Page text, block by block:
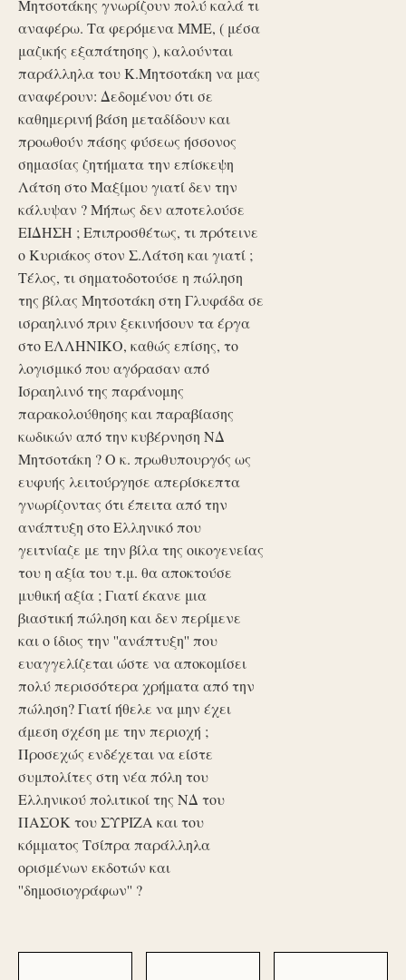
Μητσοτάκης γνωρίζουν πολύ καλά τι
αναφέρω. Τα φερόμενα ΜΜΕ, ( μέσα
μαζικής εξαπάτησης ), καλούνται
παράλληλα του Κ.Μητσοτάκη να μας
αναφέρουν: Δεδομένου ότι σε
καθημερινή βάση μεταδίδουν και
προωθούν πάσης φύσεως ήσσονος
σημασίας ζητήματα την επίσκεψη
Λάτση στο Μαξίμου γιατί δεν την
κάλυψαν ? Μήπως δεν αποτελούσε
ΕΙΔΗΣΗ ; Επιπροσθέτως, τι πρότεινε
ο Κυριάκος στον Σ.Λάτση και γιατί ;
Τέλος, τι σηματοδοτούσε η πώληση
της βίλας Μητσοτάκη στη Γλυφάδα σε
ισραηλινό πριν ξεκινήσουν τα έργα
στο ΕΛΛΗΝΙΚΟ, καθώς επίσης, το
λογισμικό που αγόρασαν από
Ισραηλινό της παράνομης
παρακολούθησης και παραβίασης
κωδικών από την κυβέρνηση ΝΔ
Μητσοτάκη ? Ο κ. πρωθυπουργός ως
ευφυής λειτούργησε απερίσκεπτα
γνωρίζοντας ότι έπειτα από την
ανάπτυξη στο Ελληνικό που
γειτνίαζε με την βίλα της οικογενείας
του η αξία του τ.μ. θα αποκτούσε
μυθική αξία ; Γιατί έκανε μια
βιαστική πώληση και δεν περίμενε
και ο ίδιος την ''ανάπτυξη'' που
ευαγγελίζεται ώστε να αποκομίσει
πολύ περισσότερα χρήματα από την
πώληση? Γιατί ήθελε να μην έχει
άμεση σχέση με την περιοχή ;
Προσεχώς ενδέχεται να είστε
συμπολίτες στη νέα πόλη του
Ελληνικού πολιτικοί της ΝΔ του
ΠΑΣΟΚ του ΣΥΡΙΖΑ και του
κόμματος Τσίπρα παράλληλα
ορισμένων εκδοτών και
''δημοσιογράφων'' ?